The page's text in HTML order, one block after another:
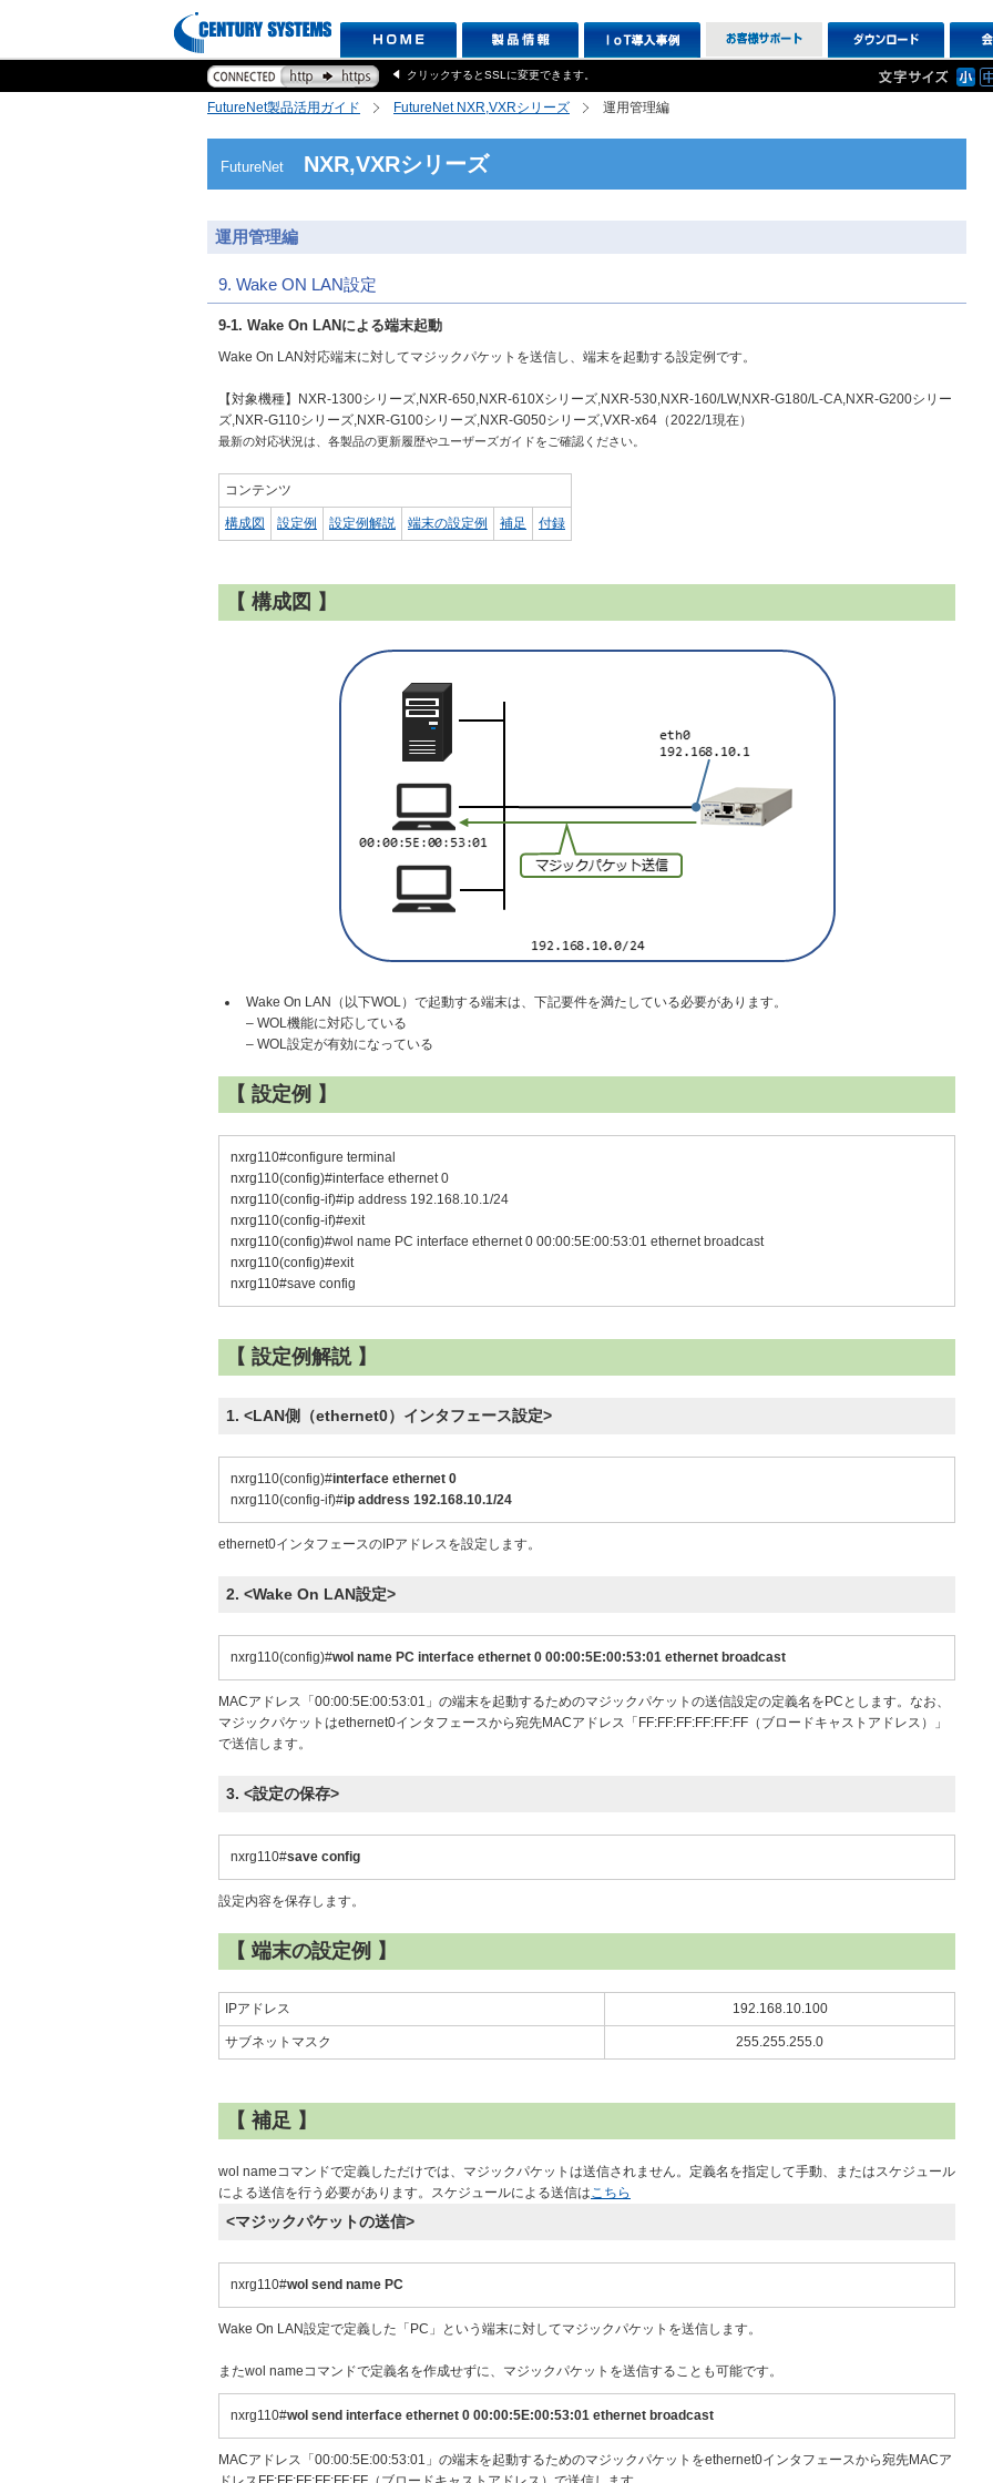
クリックするとSSLに変更できます。
FutureNet製品活用ガイド FutureNet NXR,VXRシリーズ 運用管理編
FutureNet NXR,VXRシリーズ
運用管理編
9. Wake ON LAN設定
9-1. Wake On LANによる端末起動
Wake On LAN対応端末に対してマジックパケットを送信し、端末を起動する設定例です。
【対象機種】NXR-1300シリーズ,NXR-650,NXR-610Xシリーズ,NXR-530,NXR-160/LW,NXR-G180/L-CA,NXR-G200シリー
ズ,NXR-G110シリーズ,NXR-G100シリーズ,NXR-G050シリーズ,VXR-x64（2022/1現在）
最新の対応状況は、各製品の更新履歴やユーザーズガイドをご確認ください。
コンテンツ
構成図 設定例 設定例解説 端末の設定例 補足 付録
【 構成図 】
Wake On LAN（以下WOL）で起動する端末は、下記要件を満たしている必要があります。
– WOL機能に対応している
– WOL設定が有効になっている
【 設定例 】
nxrg110#configure terminal
nxrg110(config)#interface ethernet 0
nxrg110(config-if)#ip address 192.168.10.1/24
nxrg110(config-if)#exit
nxrg110(config)#wol name PC interface ethernet 0 00:00:5E:00:53:01 ethernet broadcast
nxrg110(config)#exit
nxrg110#save config
【 設定例解説 】
1. <LAN側（ethernet0）インタフェース設定>
nxrg110(config)#interface ethernet 0
nxrg110(config-if)#ip address 192.168.10.1/24
ethernet0インタフェースのIPアドレスを設定します。
2. <Wake On LAN設定>
nxrg110(config)#wol name PC interface ethernet 0 00:00:5E:00:53:01 ethernet broadcast
MACアドレス「00:00:5E:00:53:01」の端末を起動するためのマジックパケットの送信設定の定義名をPCとします。なお、
マジックパケットはethernet0インタフェースから宛先MACアドレス「FF:FF:FF:FF:FF:FF（ブロードキャストアドレス）」
で送信します。
3. <設定の保存>
nxrg110#save config
設定内容を保存します。
【 端末の設定例 】
IPアドレス 192.168.10.100
サブネットマスク 255.255.255.0
【 補足 】
wol nameコマンドで定義しただけでは、マジックパケットは送信されません。定義名を指定して手動、またはスケジュール
による送信を行う必要があります。スケジュールによる送信はこちら
<マジックパケットの送信>
nxrg110#wol send name PC
Wake On LAN設定で定義した「PC」という端末に対してマジックパケットを送信します。
またwol nameコマンドで定義名を作成せずに、マジックパケットを送信することも可能です。
nxrg110#wol send interface ethernet 0 00:00:5E:00:53:01 ethernet broadcast
MACアドレス「00:00:5E:00:53:01」の端末を起動するためのマジックパケットをethernet0インタフェースから宛先MACア